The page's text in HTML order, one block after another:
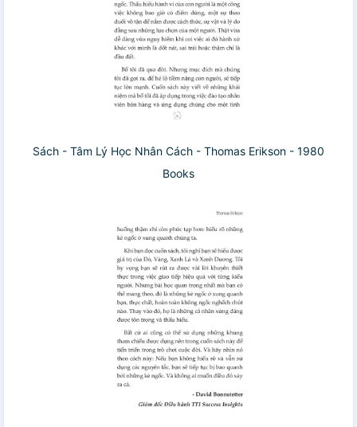
Sách - Tâm Lý Học Nhân Cách - Thomas Erikson - 1980
Books